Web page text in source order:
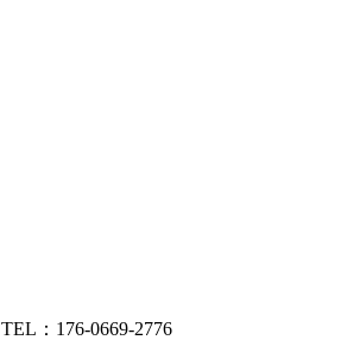
TEL：176-0669-2776